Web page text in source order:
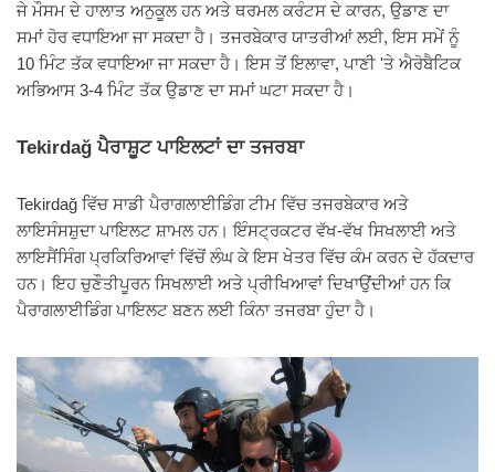
ਜੇ ਮੌਸਮ ਦੇ ਹਾਲਾਤ ਅਨੁਕੂਲ ਹਨ ਅਤੇ ਥਰਮਲ ਕਰੰਟਸ ਦੇ ਕਾਰਨ, ਉਡਾਣ ਦਾ
ਸਮਾਂ ਹੋਰ ਵਧਾਇਆ ਜਾ ਸਕਦਾ ਹੈ। ਤਜਰਬੇਕਾਰ ਯਾਤਰੀਆਂ ਲਈ, ਇਸ ਸਮੇਂ ਨੂੰ
10 ਮਿੰਟ ਤੱਕ ਵਧਾਇਆ ਜਾ ਸਕਦਾ ਹੈ। ਇਸ ਤੋਂ ਇਲਾਵਾ, ਪਾਣੀ 'ਤੇ ਐਰੋਬੈਟਿਕ
ਅਭਿਆਸ 3-4 ਮਿੰਟ ਤੱਕ ਉਡਾਣ ਦਾ ਸਮਾਂ ਘਟਾ ਸਕਦਾ ਹੈ।
Tekirdağ ਪੈਰਾਸ਼ੂਟ ਪਾਇਲਟਾਂ ਦਾ ਤਜਰਬਾ
Tekirdağ ਵਿੱਚ ਸਾਡੀ ਪੈਰਾਗਲਾਈਡਿੰਗ ਟੀਮ ਵਿੱਚ ਤਜਰਬੇਕਾਰ ਅਤੇ
ਲਾਇਸੰਸਸ਼ੁਦਾ ਪਾਇਲਟ ਸ਼ਾਮਲ ਹਨ। ਇੰਸਟ੍ਰਕਟਰ ਵੱਖ-ਵੱਖ ਸਿਖਲਾਈ ਅਤੇ
ਲਾਇਸੈਂਸਿੰਗ ਪ੍ਰਕਿਰਿਆਵਾਂ ਵਿੱਚੋਂ ਲੰਘ ਕੇ ਇਸ ਖੇਤਰ ਵਿੱਚ ਕੰਮ ਕਰਨ ਦੇ ਹੱਕਦਾਰ
ਹਨ। ਇਹ ਚੁਣੌਤੀਪੂਰਨ ਸਿਖਲਾਈ ਅਤੇ ਪ੍ਰੀਖਿਆਵਾਂ ਦਿਖਾਉਂਦੀਆਂ ਹਨ ਕਿ
ਪੈਰਾਗਲਾਈਡਿੰਗ ਪਾਇਲਟ ਬਣਨ ਲਈ ਕਿੰਨਾ ਤਜਰਬਾ ਹੁੰਦਾ ਹੈ।